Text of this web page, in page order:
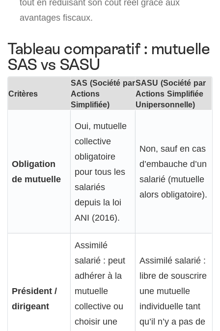
tout en réduisant son coût réel grâce aux
avantages fiscaux.
Tableau comparatif : mutuelle
SAS vs SASU
Critères
SAS (Société par
Actions
Simplifiée)
SASU (Société par
Actions Simplifiée
Unipersonnelle)
Obligation
de mutuelle
Oui, mutuelle
collective
obligatoire
pour tous les
salariés
depuis la loi
ANI (2016).
Non, sauf en cas
d’embauche d’un
salarié (mutuelle
alors obligatoire).
Président /
dirigeant
Assimilé
salarié : peut
adhérer à la
mutuelle
collective ou
choisir une
Assimilé salarié :
libre de souscrire
une mutuelle
individuelle tant
qu’il n’y a pas de